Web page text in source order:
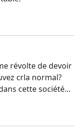
révolte de devoir
crla normal?
cette société...